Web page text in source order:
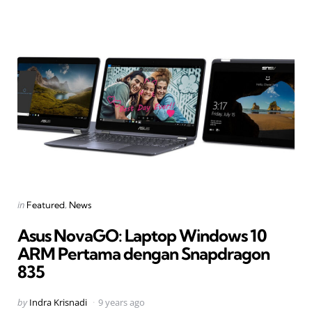
Categories
Posted
in Featured News
Asus NovaGO: Laptop Windows 10
ARM Pertama dengan Snapdragon
835
Posted
by Indra Krisnadi 9 years ago